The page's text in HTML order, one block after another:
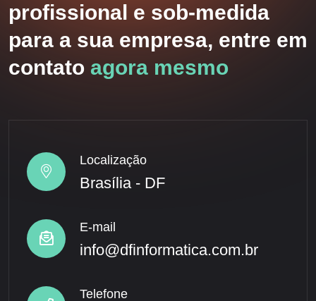
profissional e sob-medida
para a sua empresa, entre em
contato agora mesmo
Localização
Brasília - DF
E-mail
info@dfinformatica.com.br
Telefone